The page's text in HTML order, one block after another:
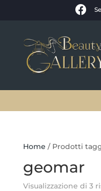

Home / Prodotti
geomar
Visualizzazione di 3